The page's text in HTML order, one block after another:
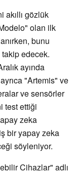
akıllı gözlük
olan ilk
bunu
edecek.
ayında
"Artemis" ve
ve sensörler
test ettiği
zeka
bir yapay zeka
söyleniyor.
Cihazlar" adlı